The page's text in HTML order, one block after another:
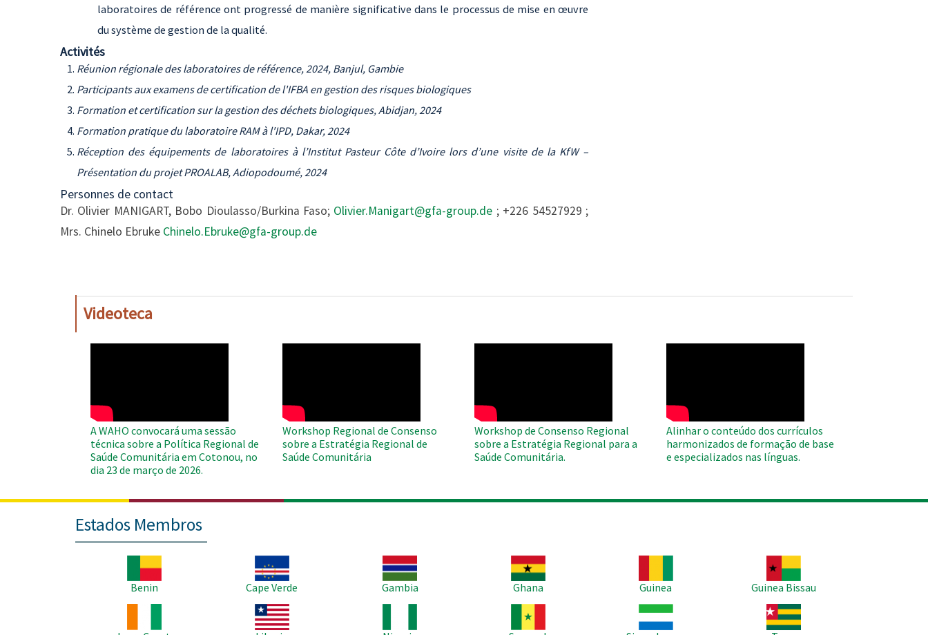
laboratoires de référence ont progressé de manière significative dans le processus de mise en œuvre
du système de gestion de la qualité.
Activités
Réunion régionale des laboratoires de référence, 2024, Banjul, Gambie
Participants aux examens de certification de l'IFBA en gestion des risques biologiques
Formation et certification sur la gestion des déchets biologiques, Abidjan, 2024
Formation pratique du laboratoire RAM à l'IPD, Dakar, 2024
Réception des équipements de laboratoires à l’Institut Pasteur Côte d’Ivoire lors d’une visite de la KfW –
Présentation du projet PROALAB, Adiopodoumé, 2024
Personnes de contact
Dr. Olivier MANIGART, Bobo Dioulasso/Burkina Faso; Olivier.Manigart@gfa-group.de ; +226 54527929 ;
Mrs. Chinelo Ebruke Chinelo.Ebruke@gfa-group.de
Videoteca
A WAHO convocará uma sessão
técnica sobre a Política Regional de
Saúde Comunitária em Cotonou, no
dia 23 de março de 2026.
Workshop Regional de Consenso
sobre a Estratégia Regional de
Saúde Comunitária
Workshop de Consenso Regional
sobre a Estratégia Regional para a
Saúde Comunitária.
Alinhar o conteúdo dos currículos
harmonizados de formação de base
e especializados nas línguas.
Estados Membros
Benin
Cape Verde
Imagem
Gambia
Imagem
Ghana
Guinea
Guinea Bissau
Imagem
Imagem
Imagem